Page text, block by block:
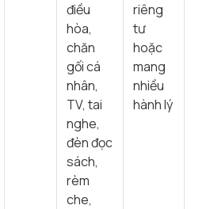
điều
hòa,
chăn
gối cá
nhân,
TV, tai
nghe,
đèn đọc
sách,
rèm
che,
riêng
tư
hoặc
mang
nhiều
hành lý